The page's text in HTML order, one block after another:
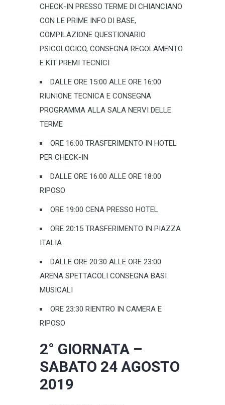
CHECK-IN PRESSO TERME DI CHIANCIANO
CON LE PRIME INFO DI BASE,
COMPILAZIONE QUESTIONARIO
PSICOLOGICO, CONSEGNA REGOLAMENTO
E KIT PREMI TECNICI
DALLE ORE 15:00 ALLE ORE 16:00
RIUNIONE TECNICA E CONSEGNA
PROGRAMMA ALLA SALA NERVI DELLE
TERME
ORE 16:00 TRASFERIMENTO IN HOTEL
PER CHECK-IN
DALLE ORE 16:00 ALLE ORE 18:00
RIPOSO
ORE 19:00 CENA PRESSO HOTEL
ORE 20:15 TRASFERIMENTO IN PIAZZA
ITALIA
DALLE ORE 20:30 ALLE ORE 23:00
ARENA SPETTACOLI CONSEGNA BASI
MUSICALI
ORE 23:30 RIENTRO IN CAMERA E
RIPOSO
2° GIORNATA –
SABATO 24 AGOSTO
2019